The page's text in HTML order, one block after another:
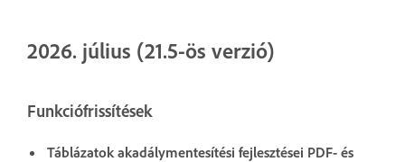
2026. július (21.5-ös verzió)
Funkciófrissítések
Táblázatok akadálymentesítési fejlesztései PDF- és